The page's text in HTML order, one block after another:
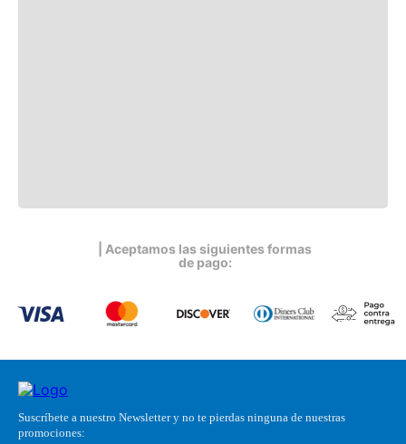
| Aceptamos las siguientes formas
de pago:
Suscríbete a nuestro Newsletter y no te pierdas ninguna de nuestras
promociones: